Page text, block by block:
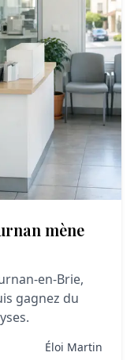
mène
en-Brie,
gagnez du
Éloi Martin